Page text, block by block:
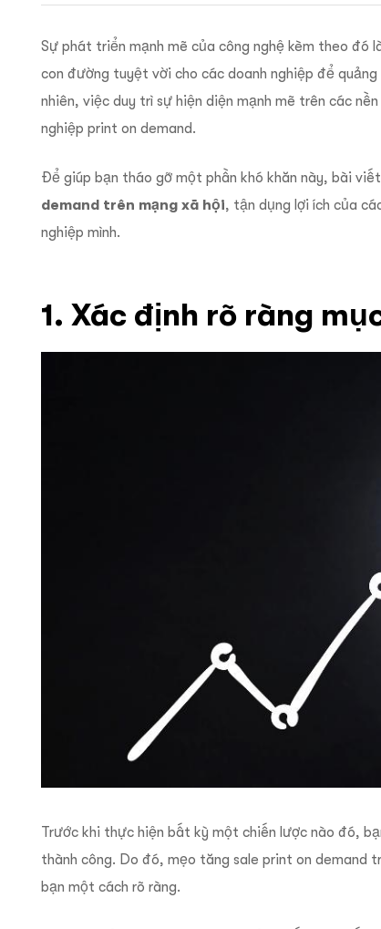
Sự phát triển mạnh mẽ của công nghệ kèm theo đó
con đường tuyệt vời cho các doanh nghiệp để quảng
nhiên, việc duy trì sự hiện diện mạnh mẽ trên các
nghiệp print on demand.
Để giúp bạn tháo gỡ một phần khó khăn này, bài
demand trên mạng xã hội, tận dụng lợi ích của
nghiệp mình.
1. Xác định rõ ràng
Trước khi thực hiện bất kỳ một chiến lược nào đó,
thành công. Do đó, mẹo tăng sale print on demand
bạn một cách rõ ràng.